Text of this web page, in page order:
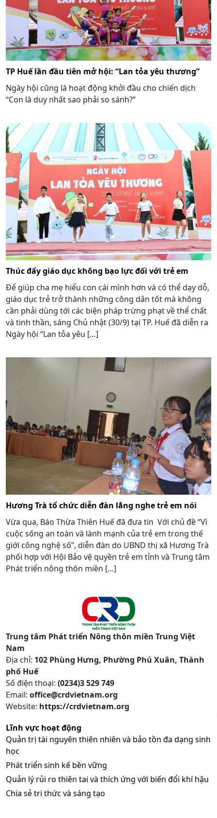
TP Huế lần đầu tiên mở hội: “Lan tỏa yêu thương”
Ngày hội cũng là hoạt động khởi đầu cho chiến dịch
“Con là duy nhất sao phải so sánh?”
Thúc đẩy giáo dục không bạo lực đối với trẻ em
Để giúp cha mẹ hiểu con cái mình hơn và có thể dạy dỗ,
giáo dục trẻ trở thành những công dân tốt mà không
cần phải dùng tới các biện pháp trừng phạt về thể chất
và tinh thần, sáng Chủ nhật (30/9) tại TP. Huế đã diễn ra
Ngày hội “Lan tỏa yêu […]
Hương Trà tổ chức diễn đàn lắng nghe trẻ em nói
Vừa qua, Báo Thừa Thiên Huế đã đưa tin Với chủ đề “Vì
cuộc sống an toàn và lành mạnh của trẻ em trong thế
giới công nghệ số”, diễn đàn do UBND thị xã Hương Trà
phối hợp với Hội Bảo vệ quyền trẻ em tỉnh và Trung tâm
Phát triển nông thôn miền […]
Trung tâm Phát triển Nông thôn miền Trung Việt
Nam
Địa chỉ: 102 Phùng Hưng, Phường Phú Xuân, Thành
phố Huế
Số điện thoại: (0234)3 529 749
Email: office@crdvietnam.org
Website: https://crdvietnam.org
Lĩnh vực hoạt động
Quản trị tài nguyên thiên nhiên và bảo tồn đa dạng sinh
học
Phát triển sinh kế bền vững
Quản lý rủi ro thiên tai và thích ứng với biến đổi khí hậu
Chia sẻ tri thức và sáng tạo